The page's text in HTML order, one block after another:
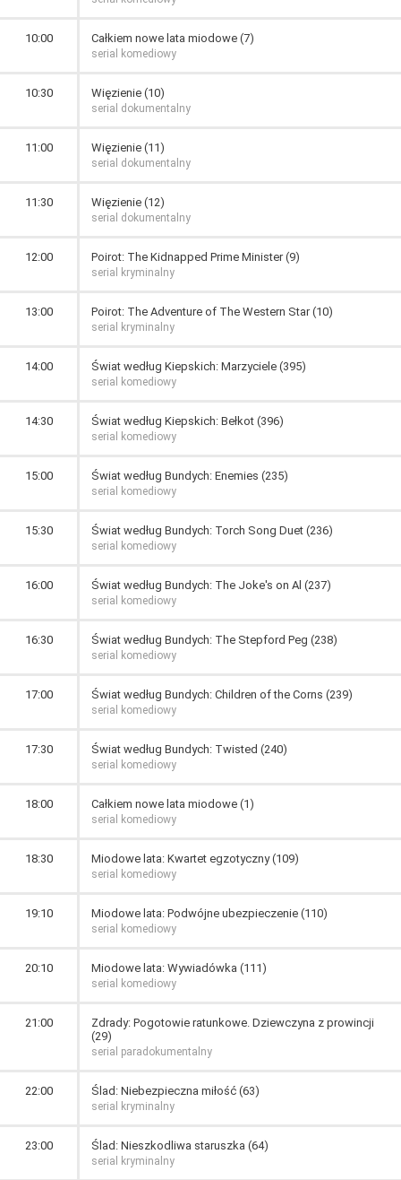
10:00 Całkiem nowe lata miodowe (7)
serial komediowy
10:30 Więzienie (10)
serial dokumentalny
11:00 Więzienie (11)
serial dokumentalny
11:30 Więzienie (12)
serial dokumentalny
12:00 Poirot: The Kidnapped Prime Minister (9)
serial kryminalny
13:00 Poirot: The Adventure of The Western Star (10)
serial kryminalny
14:00 Świat według Kiepskich: Marzyciele (395)
serial komediowy
14:30 Świat według Kiepskich: Bełkot (396)
serial komediowy
15:00 Świat według Bundych: Enemies (235)
serial komediowy
15:30 Świat według Bundych: Torch Song Duet (236)
serial komediowy
16:00 Świat według Bundych: The Joke's on Al (237)
serial komediowy
16:30 Świat według Bundych: The Stepford Peg (238)
serial komediowy
17:00 Świat według Bundych: Children of the Corns (239)
serial komediowy
17:30 Świat według Bundych: Twisted (240)
serial komediowy
18:00 Całkiem nowe lata miodowe (1)
serial komediowy
18:30 Miodowe lata: Kwartet egzotyczny (109)
serial komediowy
19:10 Miodowe lata: Podwójne ubezpieczenie (110)
serial komediowy
20:10 Miodowe lata: Wywiadówka (111)
serial komediowy
21:00
Zdrady: Pogotowie ratunkowe. Dziewczyna z prowincji
(29)
serial paradokumentalny
22:00 Ślad: Niebezpieczna miłość (63)
serial kryminalny
23:00 Ślad: Nieszkodliwa staruszka (64)
serial kryminalny